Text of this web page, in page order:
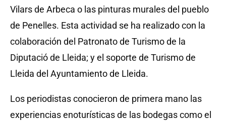
Vilars de Arbeca o las pinturas murales del pueblo
de Penelles. Esta actividad se ha realizado con la
colaboración del Patronato de Turismo de la
Diputació de Lleida; y el soporte de Turismo de
Lleida del Ayuntamiento de Lleida.
Los periodistas conocieron de primera mano las
experiencias enoturísticas de las bodegas como el